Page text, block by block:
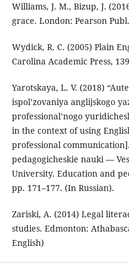
Williams, J. M., Bizup, J.
grace. London: Pearson
Wydick, R. C. (2005) Plain
Carolina Academic Press,
Yarotskaya, L. V. (2018)
ispol’zovaniya anglijskogo
professional’nogo
in the context of using
professional
pedagogicheskie nauki —
University. Education and
pp. 171–177. (In Russian).
Zariski, A. (2014) Legal
studies. Edmonton:
English)